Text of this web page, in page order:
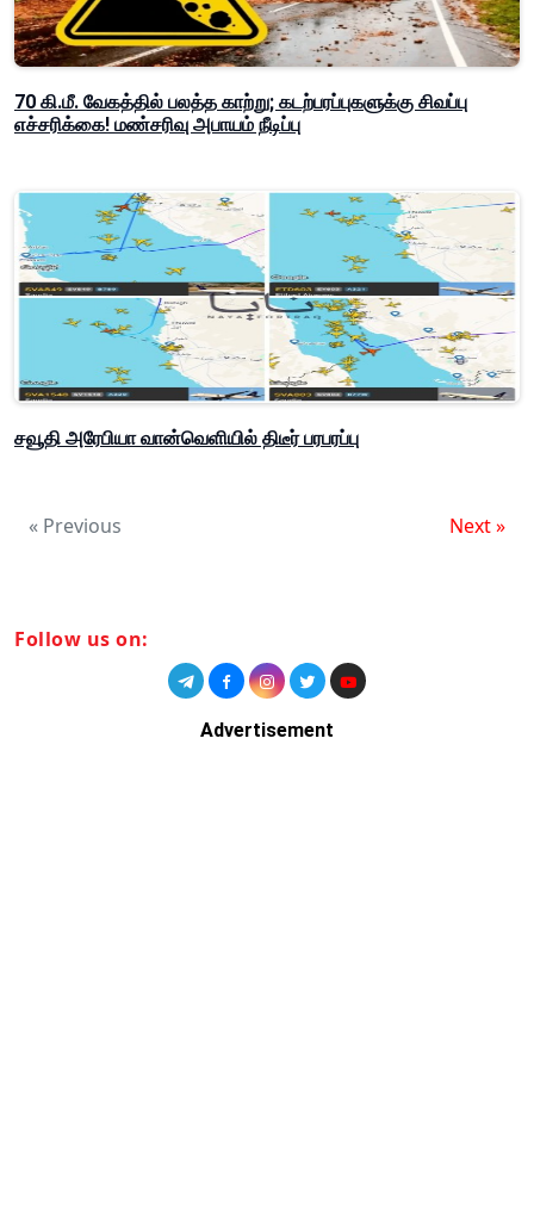
70 கி.மீ. வேகத்தில் பலத்த காற்று; கடற்பரப்புகளுக்கு சிவப்பு
எச்சரிக்கை! மண்சரிவு அபாயம் நீடிப்பு
சவூதி அரேபியா வான்வெளியில் திடீர் பரபரப்பு
« Previous Next »
Follow us on:
Advertisement